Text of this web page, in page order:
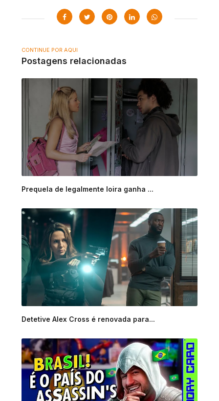
CONTINUE POR AQUI
Postagens relacionadas
Prequela de legalmente loira ganha ...
Detetive Alex Cross é renovada para...